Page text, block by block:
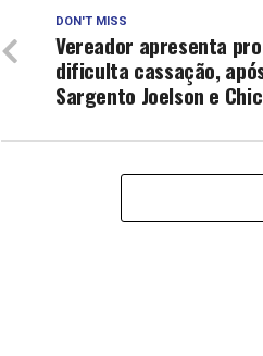
DON'T MISS
Vereador apresenta
dificulta cassação,
Sargento Joelson e